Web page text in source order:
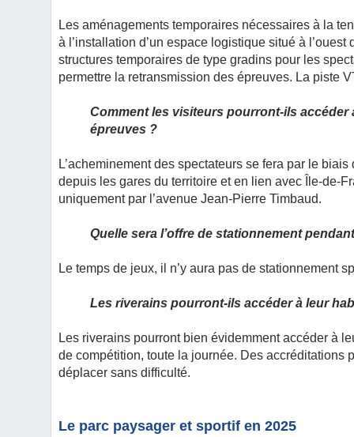
Les aménagements temporaires nécessaires à la
à l’installation d’un espace logistique situé à
structures temporaires de type gradins pour les
permettre la retransmission des épreuves. La piste
Comment les visiteurs pourront-ils accéder
épreuves ?
L’acheminement des spectateurs se fera par le
depuis les gares du territoire et en lien avec Île-de-
uniquement par l’avenue Jean-Pierre Timbaud.
Quelle sera l’offre de stationnement
Le temps de jeux, il n’y aura pas de stationnement
Les riverains pourront-ils accéder à leur
Les riverains pourront bien évidemment accéder à
de compétition, toute la journée. Des accréditations
déplacer sans difficulté.
Le parc paysager et sportif en 2025